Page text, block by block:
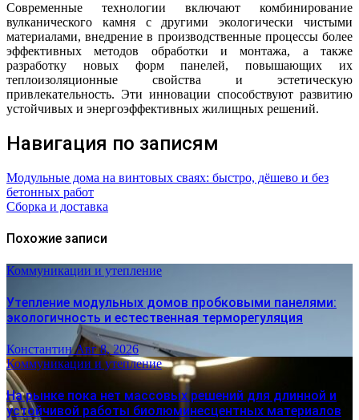
Современные технологии включают комбинирование
вулканического камня с другими экологически чистыми
материалами, внедрение в производственные процессы более
эффективных методов обработки и монтажа, а также
разработку новых форм панелей, повышающих их
теплоизоляционные свойства и эстетическую
привлекательность. Эти инновации способствуют развитию
устойчивых и энергоэффективных жилищных решений.
Навигация по записям
Модульные дома на винтовых сваях: быстро, дёшево и без
бетонных работ
Сборка и доставка
Похожие записи
Коммуникации и утепление
Утепление модульных домов пробковыми панелями:
экологичность и естественная терморегуляция
КонстантинАвг 8, 2026
Коммуникации и утепление
На рынке пока нет массовых решений для длинной и
устойчивой работы биолюминесцентных материалов